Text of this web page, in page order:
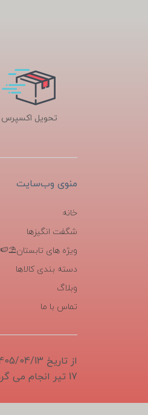
تحویل اکسپرس
منوی وب‌سایت
خانه
شگفت انگیزها
ویژه های تابستان⛱️🍉
دسته بندی کالاها
وبلاگ
تماس با ما
17 تیر انجام می گردد.